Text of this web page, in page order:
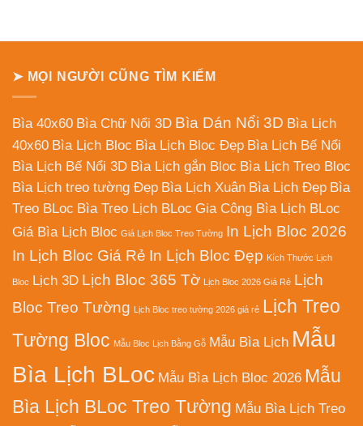
➤ MỌI NGƯỜI CŨNG TÌM KIẾM
Bìa 40x60 Bìa Chữ Nổi 3D Bìa Dán Nổi 3D Bìa Lịch
40x60 Bìa Lịch Bloc Bìa Lịch Bloc Đẹp Bìa Lịch Bế Nổi
Bìa Lịch Bế Nổi 3D Bìa Lịch gắn Bloc Bìa Lịch Treo Bloc
Bìa Lịch treo tường Đẹp Bìa Lịch Xuân Bìa Lịch Đẹp Bìa
Treo BLoc Bìa Treo Lịch BLoc Gia Công Bìa Lịch BLoc
Giá Bìa Lịch Bloc Giá Lịch Bloc Treo Tường In Lịch Bloc 2026
In Lịch Bloc Giá Rẻ In Lịch Bloc Đẹp Kích Thước Lịch
Bloc Lịch 3D Lịch Bloc 365 Tờ Lịch Bloc 2026 Giá Rẻ Lịch
Bloc Treo Tường Lịch Bloc treo tường 2026 giá rẻ Lịch Treo
Tường Bloc Mẫu Bloc Lịch Bằng Gỗ Mẫu Bìa Lịch Mẫu
Bìa Lịch BLoc Mẫu Bìa Lịch Bloc 2026 Mẫu
Bìa Lịch BLoc Treo Tường Mẫu Bìa Lịch Treo